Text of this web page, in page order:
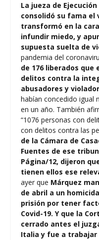
La jueza de
consolidó su fama el
transformó en la
infundir miedo, y
supuesta suelta de
pandemia del
de 176 liberados que
delitos contra la
abusadores y
habían concedido igual
en un año. También
“1076 personas con
con delitos contra las
de la Cámara de
Fuentes de ese
Página/12, dijeron
tienen ellos ese
ayer que Márquez
de abril a un
prisión por tener
Covid-19. Y que la
cerrado antes el
Italia y fue a trabajar